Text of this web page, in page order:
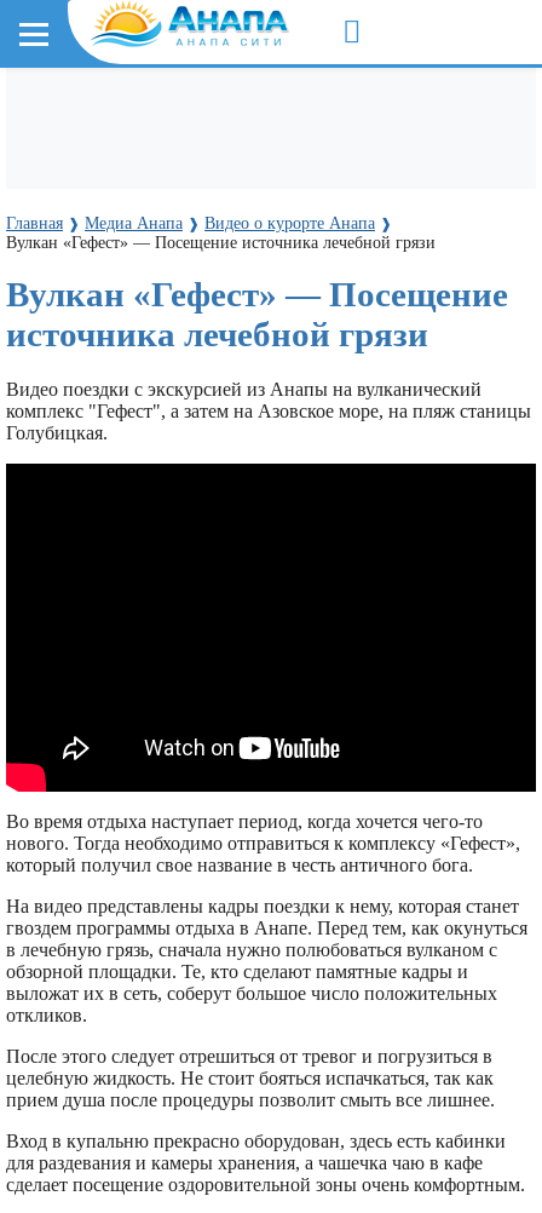
Главная ❱ Медиа Анапа ❱ Видео о курорте Анапа ❱
Вулкан «Гефест» — Посещение источника лечебной грязи
Вулкан «Гефест» — Посещение
источника лечебной грязи
Видео поездки с экскурсией из Анапы на вулканический
комплекс "Гефест", а затем на Азовское море, на пляж станицы
Голубицкая.
Во время отдыха наступает период, когда хочется чего-то
нового. Тогда необходимо отправиться к комплексу «Гефест»,
который получил свое название в честь античного бога.
На видео представлены кадры поездки к нему, которая станет
гвоздем программы отдыха в Анапе. Перед тем, как окунуться
в лечебную грязь, сначала нужно полюбоваться вулканом с
обзорной площадки. Те, кто сделают памятные кадры и
выложат их в сеть, соберут большое число положительных
откликов.
После этого следует отрешиться от тревог и погрузиться в
целебную жидкость. Не стоит бояться испачкаться, так как
прием душа после процедуры позволит смыть все лишнее.
Вход в купальню прекрасно оборудован, здесь есть кабинки
для раздевания и камеры хранения, а чашечка чаю в кафе
сделает посещение оздоровительной зоны очень комфортным.